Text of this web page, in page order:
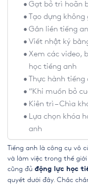
Gạt bỏ trì hoãn
Tạo dựng
Gắn liền tiếng
Viết nhật ký
Xem các video,
học tiếng anh
Thực hành
“Khi muốn bỏ
Kiên trì – Chìa
Lựa chọn khóa
anh
Tiếng anh là công cụ vô
và làm việc trong thế giới
cũng đủ động lực học
quyết dưới đây. Chắc